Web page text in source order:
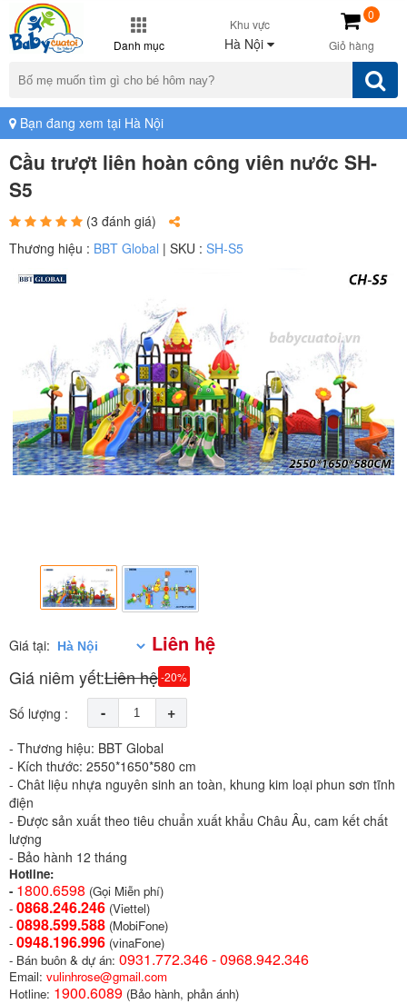
Danh mục
Khu vực
Hà Nội Giỏ hàng
0
Bạn đang xem tại Hà Nội
Cầu trượt liên hoàn công viên nước SH-
S5
(3 đánh giá)
Thương hiệu : BBT Global | SKU : SH-S5
Giá tại: Liên hệ
Giá niêm yết:Liên hệ-20%
Số lượng : - +
- Thương hiệu: BBT Global
- Kích thước: 2550*1650*580 cm
- Chât liệu nhựa nguyên sinh an toàn, khung kim loại phun sơn tĩnh
điện
- Được sản xuất theo tiêu chuẩn xuất khẩu Châu Âu, cam kết chất
lượng
- Bảo hành 12 tháng
Hotline:
- 1800.6598 (Gọi Miễn phí)
- 0868.246.246 (Viettel)
- 0898.599.588 (MobiFone)
- 0948.196.996 (vinaFone)
- Bán buôn & dự án: 0931.772.346 - 0968.942.346
Email: vulinhrose@gmail.com
Hotline: 1900.6089 (Bảo hành, phản ánh)